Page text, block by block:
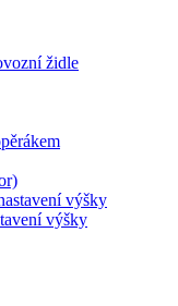
židle
výšky
výšky